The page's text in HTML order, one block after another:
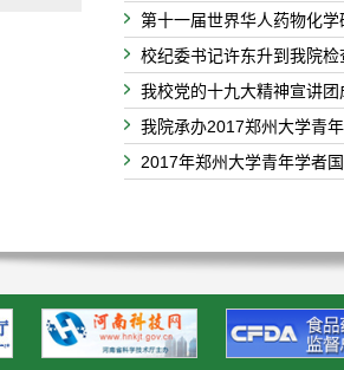
第十一届世界华人药物化
校纪委书记许东升到我院
我校党的十九大精神宣讲
我院承办2017郑州大学青
2017年郑州大学青年学者